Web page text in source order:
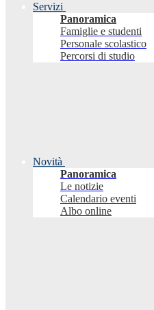
Servizi
Panoramica
Famiglie e studenti
Personale scolastico
Percorsi di studio
Novità
Panoramica
Le notizie
Calendario eventi
Albo online